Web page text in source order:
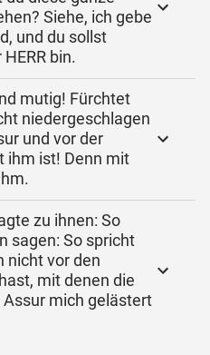
Siehe, ich gebe
und du sollst
bin.
mutig! Fürchtet
niedergeschlagen
und vor der
ihm ist! Denn mit
zu ihnen: So
sagen: So spricht
nicht vor den
mit denen die
Assur mich gelästert